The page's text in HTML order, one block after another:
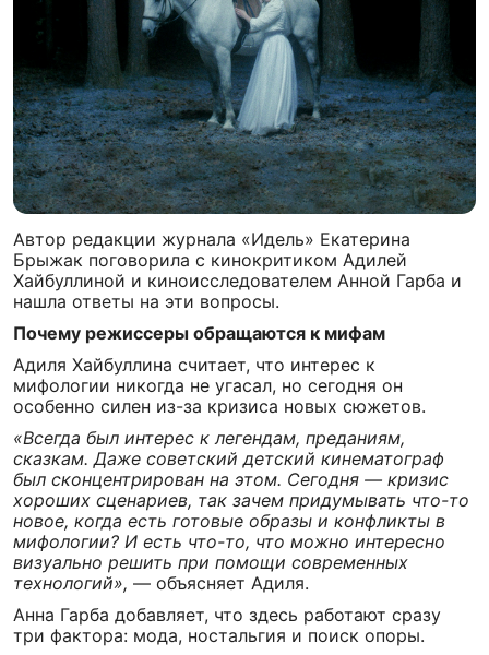
Автор редакции журнала «Идель» Екатерина
Брыжак поговорила с кинокритиком Адилей
Хайбуллиной и киноисследователем Анной Гарба и
нашла ответы на эти вопросы.
Почему режиссеры обращаются к мифам
Адиля Хайбуллина считает, что интерес к
мифологии никогда не угасал, но сегодня он
особенно силен из-за кризиса новых сюжетов.
«Всегда был интерес к легендам, преданиям,
сказкам. Даже советский детский кинематограф
был сконцентрирован на этом. Сегодня — кризис
хороших сценариев, так зачем придумывать что-то
новое, когда есть готовые образы и конфликты в
мифологии? И есть что-то, что можно интересно
визуально решить при помощи современных
технологий», — объясняет Адиля.
Анна Гарба добавляет, что здесь работают сразу
три фактора: мода, ностальгия и поиск опоры.